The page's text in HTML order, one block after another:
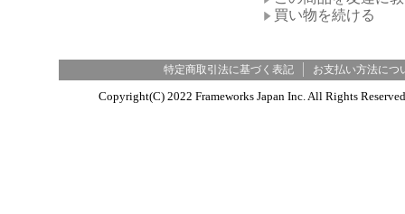
買い物を続ける
特定商取引法に基づく表記 お支払い方法につ
Copyright(C) 2022 Frameworks Japan Inc. All Rights